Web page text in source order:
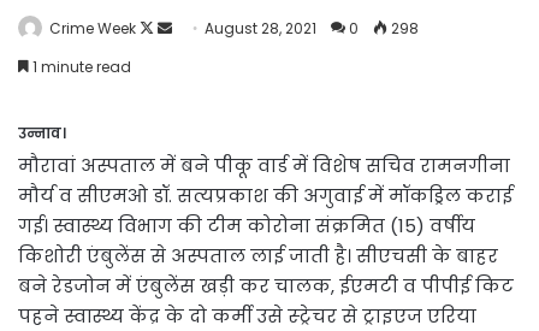
Crime Week
Follow
SendAugust 28, 2021 0
298
1 minute read
उन्नाव।
मौरावां अस्पताल में बने पीकू वार्ड में विशेष सचिव रामनगीना
मौर्य व सीएमओ डॉ. सत्यप्रकाश की अगुवाई में मॉकड्रिल कराई
गई। स्वास्थ्य विभाग की टीम कोरोना संक्रमित (15) वर्षीय
किशोरी एंबुलेंस से अस्पताल लाई जाती है। सीएचसी के बाहर
बने रेडजोन में एंबुलेंस खड़ी कर चालक, ईएमटी व पीपीई किट
पहने स्वास्थ्य केंद्र के दो कर्मी उसे स्ट्रेचर से ट्राइएज एरिया